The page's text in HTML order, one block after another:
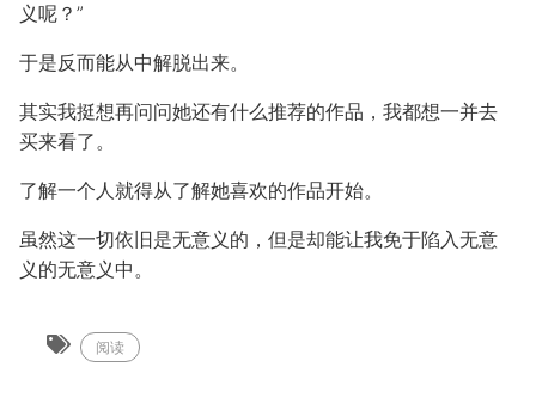
义呢？”
于是反而能从中解脱出来。
其实我挺想再问问她还有什么推荐的作品，我都想一并去
买来看了。
了解一个人就得从了解她喜欢的作品开始。
虽然这一切依旧是无意义的，但是却能让我免于陷入无意
义的无意义中。
阅读